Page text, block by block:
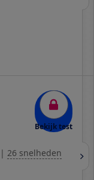
Bekijk test
| 26 snelheden